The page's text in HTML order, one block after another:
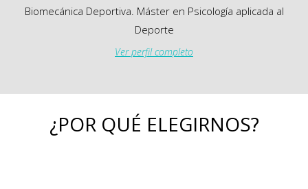
Biomecánica Deportiva. Máster en Psicología aplicada al
Deporte
Ver perfil completo
¿POR QUÉ ELEGIRNOS?